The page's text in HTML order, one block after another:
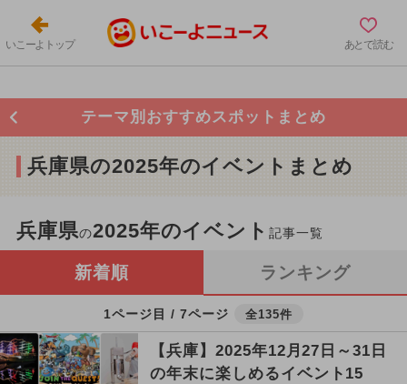
いこーよトップ あとで読む
テーマ別おすすめスポットまとめ
兵庫県の2025年のイベントまとめ
兵庫県の2025年のイベント記事一覧
新着順 ランキング
1ページ目 / 7ページ 全135件
【兵庫】2025年12月27日～31日
の年末に楽しめるイベント15